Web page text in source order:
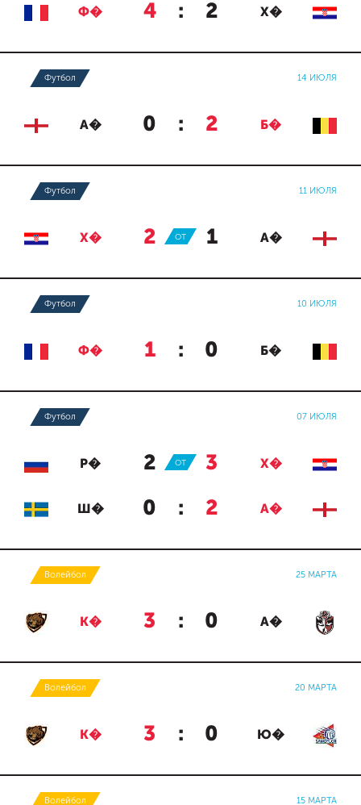
Ф� 4 : 2 Х�
Футбол 14 ИЮЛЯ
А� 0 : 2 Б�
Футбол 11 ИЮЛЯ
Х� 2 : 1 А�
ОТ
Футбол 10 ИЮЛЯ
Ф� 1 : 0 Б�
Футбол 07 ИЮЛЯ
Р� 2 : 3 Х�
ОТ
Ш� 0 : 2 А�
Волейбол 25 МАРТА
К� 3 : 0 А�
Волейбол 20 МАРТА
К� 3 : 0 Ю�
Волейбол 15 МАРТА